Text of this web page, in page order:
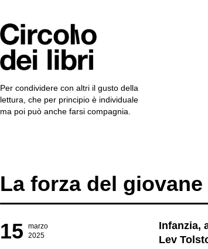
Per condividere con altri il gusto della
lettura, che per principio è individuale
ma poi può anche farsi compagnia.
La forza del
15
marzo
2025
Infanzia,
Lev